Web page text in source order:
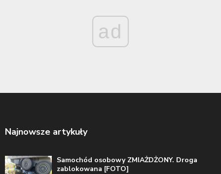
ad
Najnowsze artykuły
Samochód osobowy ZMIAŻDŻONY. Droga
zablokowana [FOTO]